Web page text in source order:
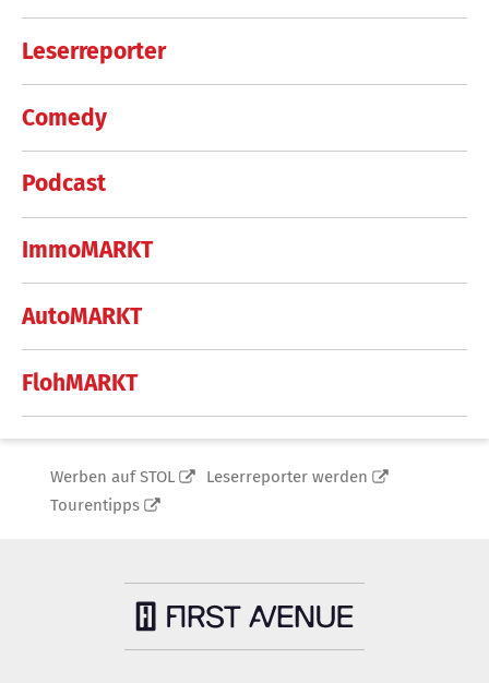
Leserreporter
Comedy
Podcast
ImmoMARKT
AutoMARKT
FlohMARKT
Werben auf STOL
Leserreporter werden
Tourentipps